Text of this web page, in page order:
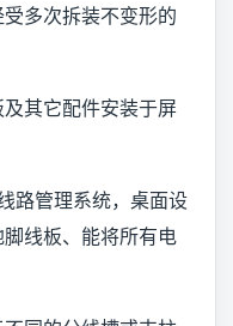
多次拆装不变形的
其它配件安装于屏
路管理系统，桌面设
线板、能将所有电